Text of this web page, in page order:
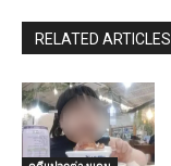
RELATED ARTICLES